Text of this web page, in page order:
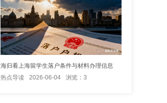
海归看上海留学生落户条件与材料办理信息
热点导读
2026-06-04 浏览：3